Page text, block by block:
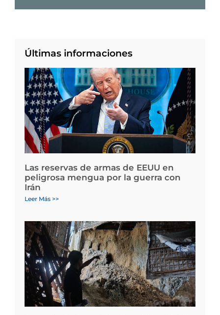
Últimas informaciones
Las reservas de armas de EEUU en
peligrosa mengua por la guerra con
Irán
Leer Más >>